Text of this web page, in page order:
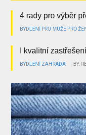
4 rady pro výběr
BYDLENÍ PRO MUŽE PRO
I kvalitní
BYDLENÍ ZAHRADA BY: